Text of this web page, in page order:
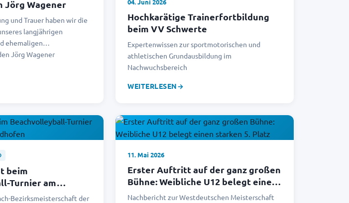
Jörg Wagener
und Trauer haben wir die
langjährigen
ehemaligen
Jörg Wagener
Hochkarätige Trainerfortbildung
beim VV Schwerte
Expertenwissen zur sportmotorischen und
athletischen Grundausbildung im
Nachwuchsbereich
WEITERLESEN→
beim
Turnier am
Bezirksmeisterschaft der
11. Mai 2026
Erster Auftritt auf der ganz großen
Bühne: Weibliche U12 belegt einen
starken 5. Platz
Nachbericht zur Westdeutschen Meisterschaft